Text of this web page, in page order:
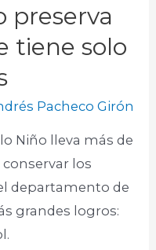
preserva
tiene solo
Pacheco Girón
Niño lleva más de
los
departamento de
grandes logros: